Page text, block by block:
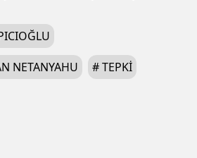
NETANYAHU #TEPKI